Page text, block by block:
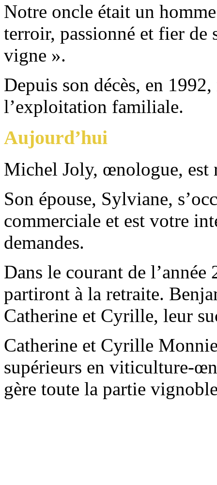
Notre oncle était un
terroir, passionné et fier de
vigne ».
Depuis son décès, en
l’exploitation familiale.
Aujourd’hui
Michel Joly, œnologue, est
Son épouse, Sylviane,
commerciale et est votre
demandes.
Dans le courant de
partiront à la retraite.
Catherine et Cyrille, leur
Catherine et Cyrille
supérieurs en viticulture-
gère toute la partie